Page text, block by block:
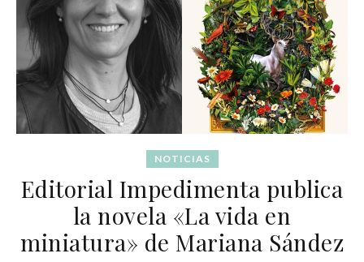
NOTICIAS
Editorial Impedimenta publica
la novela «La vida en
miniatura» de Mariana Sández